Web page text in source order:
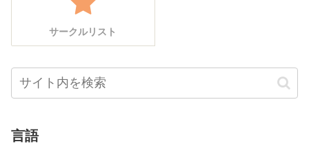
サークルリスト
言語